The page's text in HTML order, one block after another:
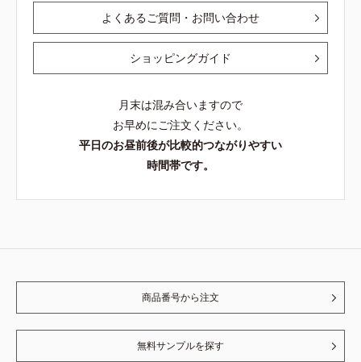
よくあるご質問・お問い合わせ
ショッピングガイド
月末は混み合いますので
お早めにご注文ください。
平日のお昼前後が比較的つながりやすい
時間帯です。
商品番号から注文
無料サンプルを探す